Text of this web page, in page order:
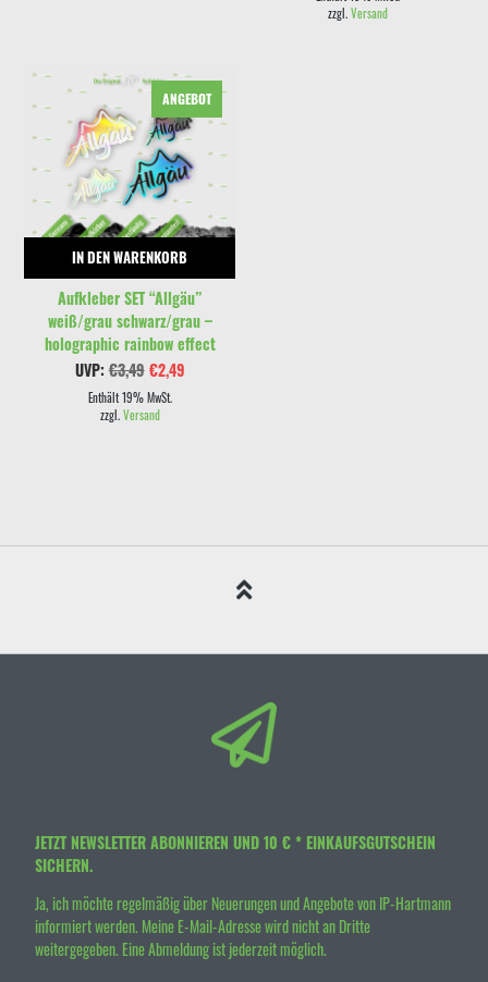
€3,49
zzgl.Versand
IN DEN WARENKORB
ANGEBOT
Aufkleber SET “Allgäu”
weiß/grau schwarz/grau –
holographic rainbow effect
UVP: €3,49 Ursprünglicher
Preis
war:
€3,49
€2,49Aktueller
Preis
Enthält 19% MwSt.
zzgl.Versand
JETZT NEWSLETTER ABONNIEREN UND 10 € * EINKAUFSGUTSCHEIN
SICHERN.
Ja, ich möchte regelmäßig über Neuerungen und Angebote von IP-Hartmann
informiert werden. Meine E-Mail-Adresse wird nicht an Dritte
weitergegeben. Eine Abmeldung ist jederzeit möglich.